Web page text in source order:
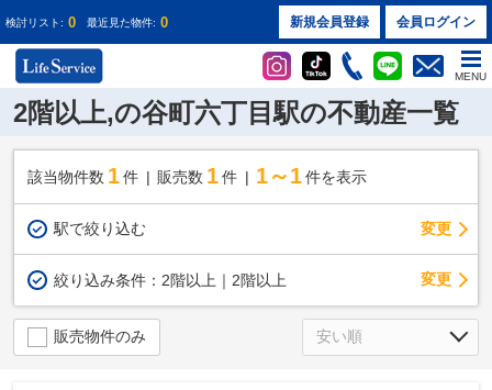
検討リスト: 0 最近見た物件: 0 新規会員登録 会員ログイン
MENU
2階以上,の谷町六丁目駅の不動産一覧
該当物件数 1件 販売数 1 件 1～1 件を表示
駅で絞り込む 変更
絞り込み条件： 2階以上｜2階以上 変更
販売物件のみ